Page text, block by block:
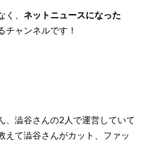
、 ネットニュースになった
チャンネルです！
、澁谷さんの2人で運営していて
えて澁谷さんがカット、ファッ